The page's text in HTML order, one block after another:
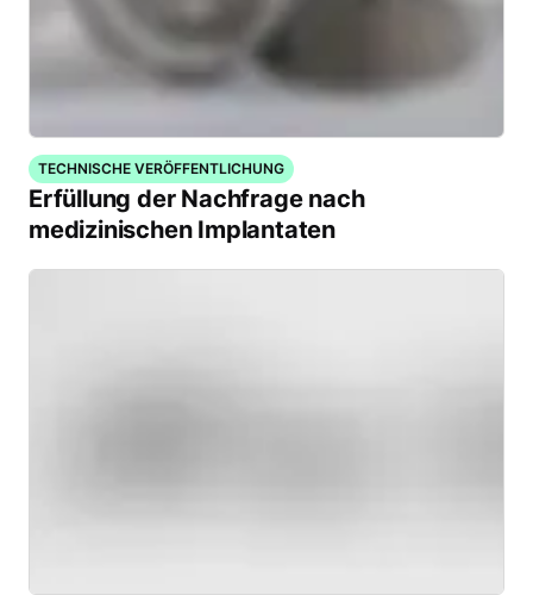
TECHNISCHE VERÖFFENTLICHUNG
Erfüllung der Nachfrage nach
medizinischen Implantaten